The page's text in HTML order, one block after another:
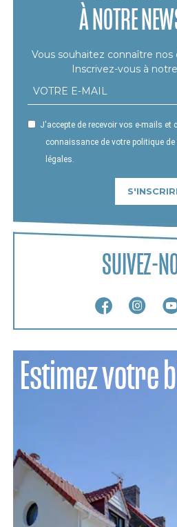
À NOTRE
Vous souhaitez connaître nos
Inscrivez-vous à
J'accepte de recevoir vos e-mails et
connaissance de votre politique
légales.
SUIVEZ-
Estimez votre